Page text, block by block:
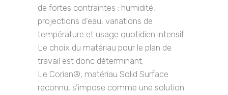
de fortes contraintes : humidité,
projections d’eau, variations de
température et usage quotidien intensif.
Le choix du matériau pour le plan de
travail est donc déterminant.
Le Corian®, matériau Solid Surface
reconnu, s’impose comme une solution